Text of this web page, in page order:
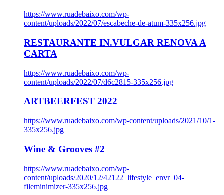
https://www.ruadebaixo.com/wp-
content/uploads/2022/07/escabeche-de-atum-335x256.jpg
RESTAURANTE IN.VULGAR RENOVA A
CARTA
https://www.ruadebaixo.com/wp-
content/uploads/2022/07/d6c2815-335x256.jpg
ARTBEERFEST 2022
https://www.ruadebaixo.com/wp-content/uploads/2021/10/1-
335x256.jpg
Wine & Grooves #2
https://www.ruadebaixo.com/wp-
content/uploads/2020/12/42122_lifestyle_envr_04-
fileminimizer-335x256.jpg